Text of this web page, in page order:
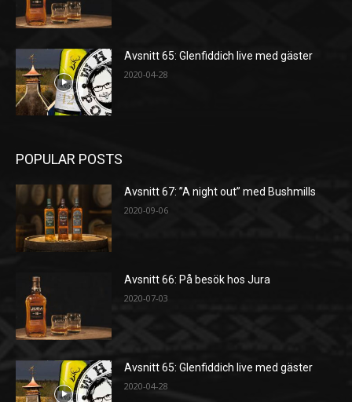
Avsnitt 65: Glenfiddich live med gäster
2020-04-28
POPULAR POSTS
Avsnitt 67: ”A night out” med Bushmills
2020-09-06
Avsnitt 66: På besök hos Jura
2020-07-03
Avsnitt 65: Glenfiddich live med gäster
2020-04-28